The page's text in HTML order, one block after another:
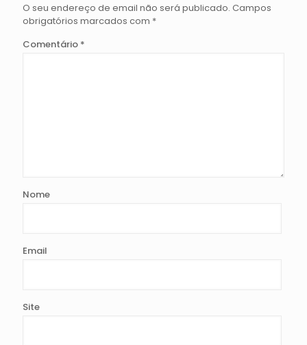
O seu endereço de email não será publicado. Campos
obrigatórios marcados com *
Comentário *
Nome
Email
Site